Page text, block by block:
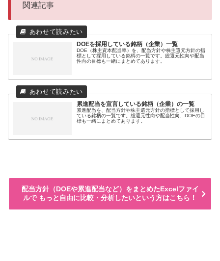
関連記事
DOEを採用している銘柄（企業）一覧
DOE（株主資本配当率）を、配当方針や株主還元方針の指
標として採用している銘柄の一覧です。総還元性向や配当
性向の目標も一緒にまとめてあります。
累進配当を宣言している銘柄（企業）の一覧
累進配当を、配当方針や株主還元方針の指標として採用し
ている銘柄の一覧です。総還元性向や配当性向、DOEの目
標も一緒にまとめてあります。
配当方針（DOEや累進配当など）をまとめたExcelファイ
ルで もっと自由に比較・分析したいという方はこちら！